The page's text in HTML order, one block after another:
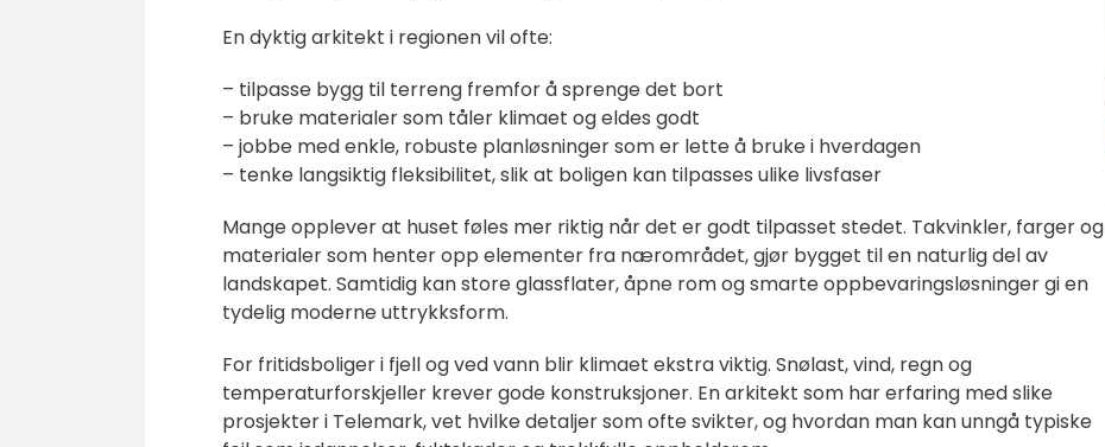
En dyktig arkitekt i regionen vil ofte:
– tilpasse bygg til terreng fremfor å sprenge det bort
– bruke materialer som tåler klimaet og eldes godt
– jobbe med enkle, robuste planløsninger som er lette å bruke i hverdagen
– tenke langsiktig fleksibilitet, slik at boligen kan tilpasses ulike livsfaser
Mange opplever at huset føles mer riktig når det er godt tilpasset stedet. Takvinkler, farger og
materialer som henter opp elementer fra nærområdet, gjør bygget til en naturlig del av
landskapet. Samtidig kan store glassflater, åpne rom og smarte oppbevaringsløsninger gi en
tydelig moderne uttrykksform.
For fritidsboliger i fjell og ved vann blir klimaet ekstra viktig. Snølast, vind, regn og
temperaturforskjeller krever gode konstruksjoner. En arkitekt som har erfaring med slike
prosjekter i Telemark, vet hvilke detaljer som ofte svikter, og hvordan man kan unngå typiske